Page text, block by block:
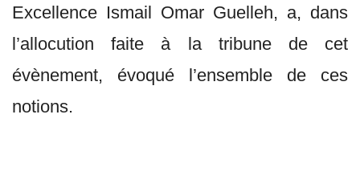
Excellence Ismail Omar Guelleh, a, dans
l’allocution faite à la tribune de cet
évènement, évoqué l’ensemble de ces
notions.